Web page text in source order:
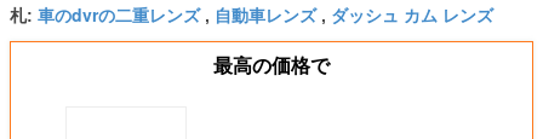
札: 車のdvrの二重レンズ, 自動車レンズ, ダッシュ カム レンズ
最高の価格で